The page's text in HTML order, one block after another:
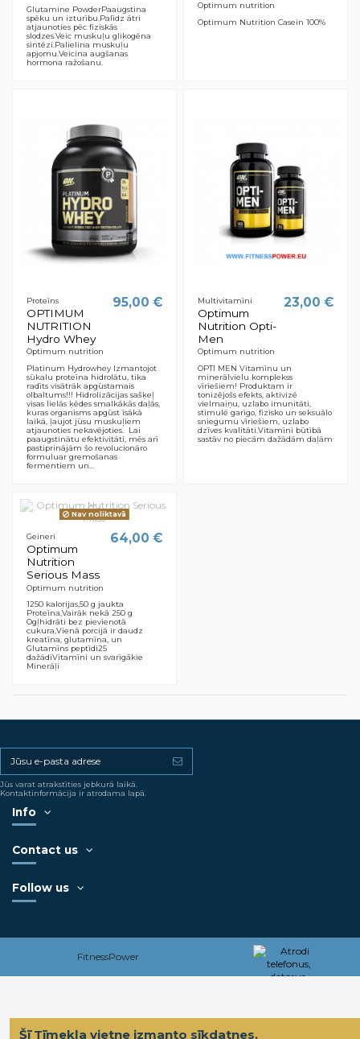
Glutamine PowderPaaugstina
spēku un izturību.Palīdz ātri
atjaunoties pēc fiziskās
slodzes.Veic muskuļu glikogēna
sintēzi.Palielina muskuļu
apjomu.Veicina augšanas
hormona ražošanu.
Optimum nutrition
Optimum Nutrition Casein 100%
Proteīns
OPTIMUM
NUTRITION
Hydro Whey
Optimum nutrition
95,00 €
Platinum Hydrowhey Izmantojot
sūkalu proteīna hidrolātu, tika
radīts visātrāk apgūstamais
olbaltums!!! Hidrolizācijas sašķeļ
visas lielās ķēdes smalkākās daļās,
kuras organisms apgūst īsākā
laikā, ļaujot jūsu muskuļiem
atjaunoties nekavējoties. Lai
paaugstinātu efektivitāti, mēs arī
pastiprinājām šo revolucionāro
formuluar gremošanas
fermentiem un...
Multivitamīni
Optimum
Nutrition Opti-
Men
Optimum nutrition
23,00 €
OPTI MEN Vitamīnu un
minerālvielu komplekss
vīriešiem! Produktam ir
tonizējošs efekts, aktivizē
vielmaiņu, uzlabo imunitāti,
stimulē garīgo, fizisko un seksuālo
sniegumu vīriešiem, uzlabo
dzīves kvalitāti.Vitamīni būtībā
sastāv no piecām dažādām daļām
Nav noliktavā
Geineri
Optimum
Nutrition
Serious Mass
Optimum nutrition
64,00 €
1250 kalorijas,50 g jaukta
Proteīna,Vairāk nekā 250 g
Ogļhidrāti bez pievienotā
cukura,Vienā porcijā ir daudz
kreatīna, glutamīna, un
Glutamīns peptīdi25
dažādiVitamīni un svarīgākie
Minerāļi
Jūs varat atrakstīties jebkurā laikā.
Kontaktinformācija ir atrodama lapā.
Info
Contact us
Follow us
FitnessPower
Šī Tīmekļa vietne izmanto sīkdatnes.